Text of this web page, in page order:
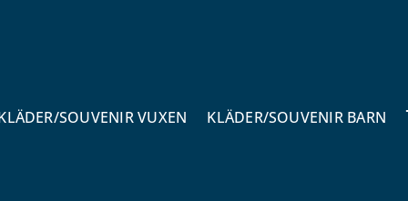
SOUVENIR VUXEN KLÄDER/SOUVENIR BARN